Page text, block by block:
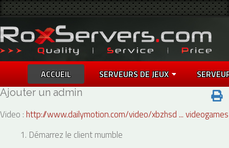
ACCUEIL SERVEURS DE JEUX
Ajouter un admin
Video :http://www.dailymotion.com/video/xbzhsd ... videogames
1. Démarrez le client mumble